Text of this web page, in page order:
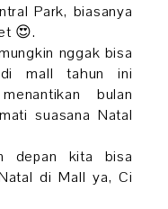
Park, biasanya
😍.
nggak bisa
di mall tahun ini
bulan
suasana Natal
depan kita bisa
di Mall ya, Ci